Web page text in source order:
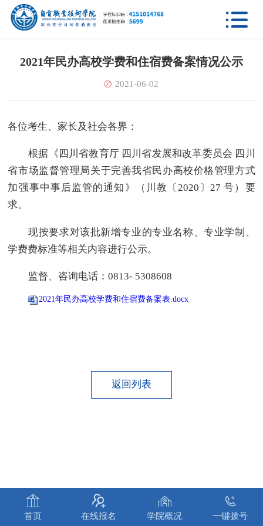

2021年民办高校学费和住宿费备案情况公示
2021-06-02
各位考生、家长及社会各界：
根据《四川省教育厅 四川省发展和改革委员会 四川
省市场监督管理局关于完善我省民办高校价格管理方式
加强事中事后监管的通知》（川教〔2020〕27 号）要
求。
现按要求对该批新增专业的专业名称、专业学制、
学费费标准等相关内容进行公示。
监督、咨询电话：0813- 5308608
2021年民办高校学费和住宿费备案表.docx
返回列表

首页

在线报名

学院概况

一键拨号